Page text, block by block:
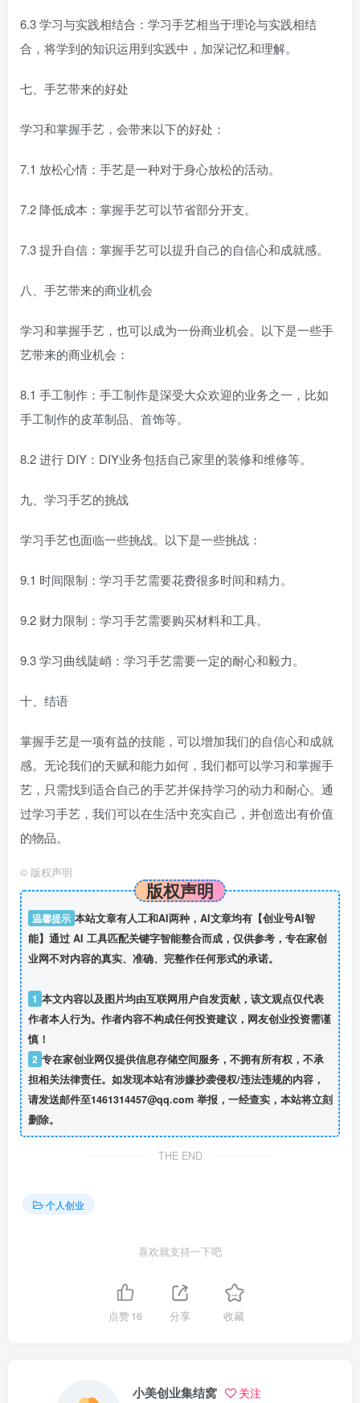
6.3 学习与实践相结合：学习手艺相当于理论与实践相结
合，将学到的知识运用到实践中，加深记忆和理解。
七、手艺带来的好处
学习和掌握手艺，会带来以下的好处：
7.1 放松心情：手艺是一种对于身心放松的活动。
7.2 降低成本：掌握手艺可以节省部分开支。
7.3 提升自信：掌握手艺可以提升自己的自信心和成就感。
八、手艺带来的商业机会
学习和掌握手艺，也可以成为一份商业机会。以下是一些手
艺带来的商业机会：
8.1 手工制作：手工制作是深受大众欢迎的业务之一，比如
手工制作的皮革制品、首饰等。
8.2 进行 DIY：DIY业务包括自己家里的装修和维修等。
九、学习手艺的挑战
学习手艺也面临一些挑战。以下是一些挑战：
9.1 时间限制：学习手艺需要花费很多时间和精力。
9.2 财力限制：学习手艺需要购买材料和工具。
9.3 学习曲线陡峭：学习手艺需要一定的耐心和毅力。
十、结语
掌握手艺是一项有益的技能，可以增加我们的自信心和成就
感。无论我们的天赋和能力如何，我们都可以学习和掌握手
艺，只需找到适合自己的手艺并保持学习的动力和耐心。通
过学习手艺，我们可以在生活中充实自己，并创造出有价值
的物品。
© 版权声明
版权声明
温馨提示 本站文章有人工和AI两种，AI文章均有【创业号AI智
能】通过 AI 工具匹配关键字智能整合而成，仅供参考，专在家创
业网不对内容的真实、准确、完整作任何形式的承诺。
1 本文内容以及图片均由互联网用户自发贡献，该文观点仅代表
作者本人行为。作者内容不构成任何投资建议，网友创业投资需谨
慎！
2 专在家创业网仅提供信息存储空间服务，不拥有所有权，不承
担相关法律责任。如发现本站有涉嫌抄袭侵权/违法违规的内容，
请发送邮件至1461314457@qq.com 举报，一经查实，本站将立刻
删除。
THE END
个人创业
喜欢就支持一下吧
点赞16 分享 收藏
小美创业集结窝 关注